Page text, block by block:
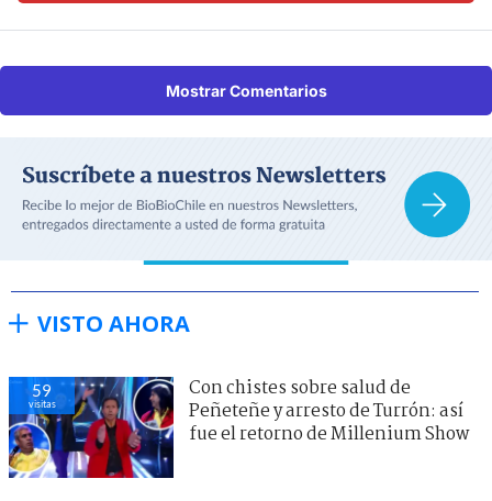
Mostrar Comentarios
VISTO AHORA
59
visitas
Con chistes sobre salud de
Peñeteñe y arresto de Turrón: así
fue el retorno de Millenium Show